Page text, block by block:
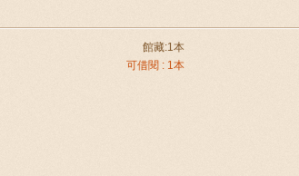
館藏:1本
可借閱 : 1本